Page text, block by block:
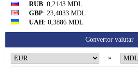
RUB: 0,2143 MDL
GBP: 23,4033 MDL
UAH: 0,3886 MDL
Convertor valutar
»